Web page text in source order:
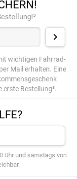
wichtigen Fahrrad-
Mail erhalten. Eine
erste Bestellung³.
Uhr und samstags von